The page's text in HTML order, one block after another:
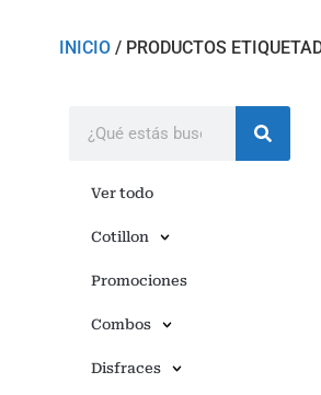
INICIO/ PRODUCTOS
Ver todo
Cotillon
Promociones
Combos
Disfraces